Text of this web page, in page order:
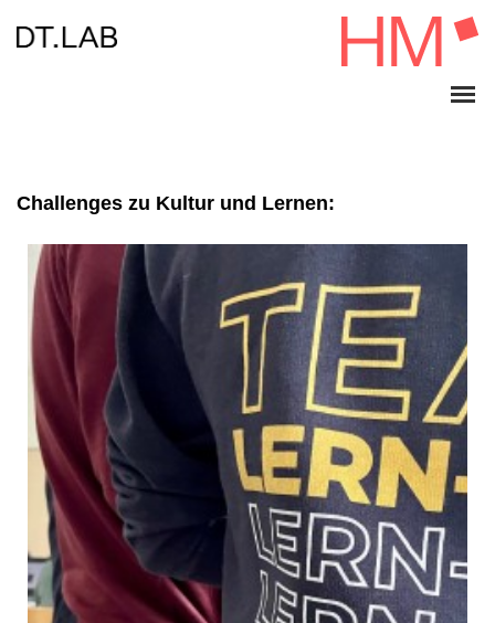
Challenges zu Kultur und Lernen: